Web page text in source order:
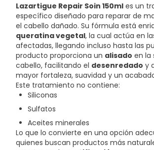
Lazartigue Repair Soin 150ml es un
específico diseñado para reparar de
el cabello dañado. Su fórmula está
queratina vegetal, la cual actúa en
afectadas, llegando incluso hasta las
producto proporciona un alisado en la
cabello, facilitando el desenredado y
mayor fortaleza, suavidad y un
Este tratamiento no contiene:
Siliconas
Sulfatos
Aceites minerales
Lo que lo convierte en una opción
quienes buscan productos más